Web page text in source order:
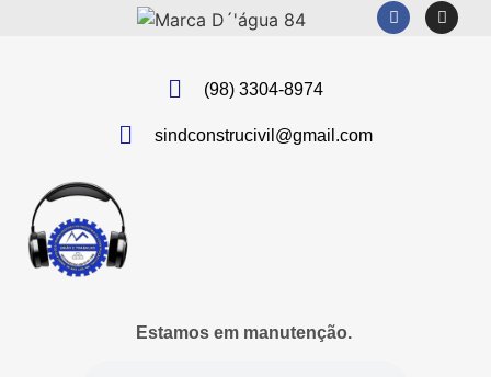
(98) 3304-8974
sindconstrucivil@gmail.com
Estamos em manutenção.